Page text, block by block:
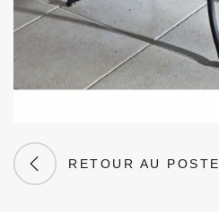
RETOUR AU POSTE